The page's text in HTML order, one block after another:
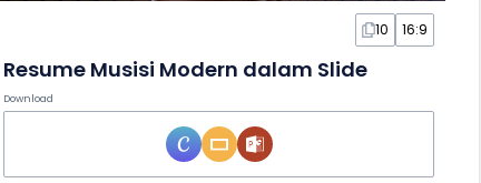
10 16:9
Resume Musisi Modern dalam Slide
Download